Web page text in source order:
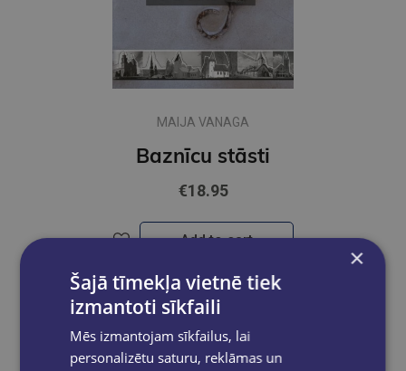
MAIJA VANAGA
Baznīcu stāsti
€18.95
Add to cart
×
Šajā tīmekļa vietnē tiek
izmantoti sīkfaili
Mēs izmantojam sīkfailus, lai
personalizētu saturu, reklāmas un